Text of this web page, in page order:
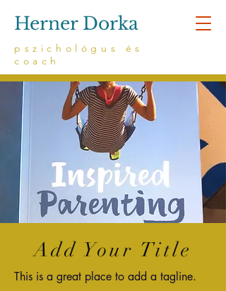
Herner Dorka
pszichológus és
coach
Add Your Title
This is a great place to add a tagline.